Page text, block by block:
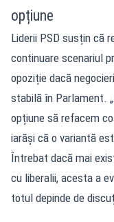
opțiune
Liderii PSD susțin că
continuare scenariul
opoziție dacă
stabilă în Parlament.
opțiune să refacem
iarăși că o variantă
Întrebat dacă mai
cu liberalii, acesta a
totul depinde de